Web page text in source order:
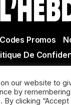
Codes Promos
De
Actualité en lot et
Villeneuve sur
our website to
by
By clicking “Accept